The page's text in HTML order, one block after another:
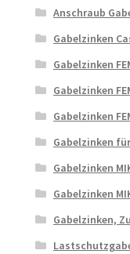
Anschraub
Gabelzinken
Gabelzinken
Gabelzinken
Gabelzinken
Gabelzinken
Gabelzinken
Gabelzinken
Gabelzinken,